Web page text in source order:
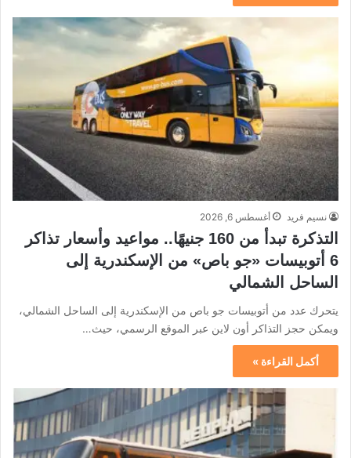
نسيم فريد أغسطس 6, 2026
التذكرة تبدأ من 160 جنيهًا.. مواعيد وأسعار تذاكر
6 أتوبيسات «جو باص» من الإسكندرية إلى
الساحل الشمالي
يتحرك عدد من أتوبيسات جو باص من الإسكندرية إلى الساحل الشمالي،
ويمكن حجز التذاكر أون لاين عبر الموقع الرسمي، حيث…
أكمل القراءة »